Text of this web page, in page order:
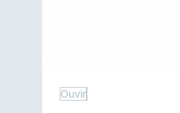
Ouvir